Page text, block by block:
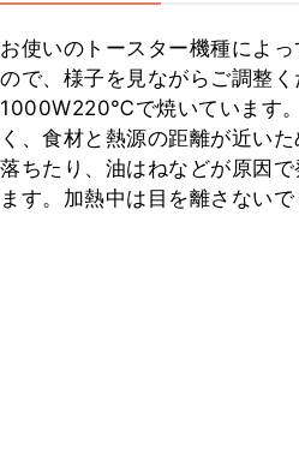
お使いのトースター機種によ
ので、様子を見ながらご調整
1000W220℃で焼いています
く、食材と熱源の距離が近い
落ちたり、油はねなどが原因
ます。加熱中は目を離さないで